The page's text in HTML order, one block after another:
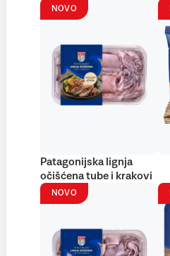
NOVO
Patagonijska lignja
očišćena tube i krakovi
NOVO